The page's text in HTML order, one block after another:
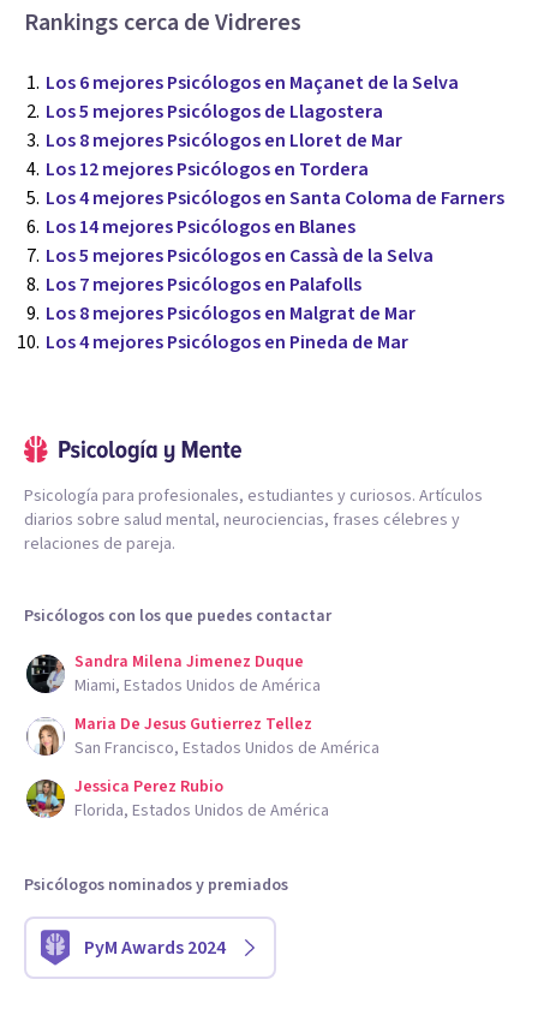
Rankings cerca de Vidreres
Los 6 mejores Psicólogos en Maçanet de la Selva
Los 5 mejores Psicólogos de Llagostera
Los 8 mejores Psicólogos en Lloret de Mar
Los 12 mejores Psicólogos en Tordera
Los 4 mejores Psicólogos en Santa Coloma de Farners
Los 14 mejores Psicólogos en Blanes
Los 5 mejores Psicólogos en Cassà de la Selva
Los 7 mejores Psicólogos en Palafolls
Los 8 mejores Psicólogos en Malgrat de Mar
Los 4 mejores Psicólogos en Pineda de Mar
Psicología para profesionales, estudiantes y curiosos. Artículos
diarios sobre salud mental, neurociencias, frases célebres y
relaciones de pareja.
Psicólogos con los que puedes contactar
Sandra Milena Jimenez Duque
Miami, Estados Unidos de América
Maria De Jesus Gutierrez Tellez
San Francisco, Estados Unidos de América
Jessica Perez Rubio
Florida, Estados Unidos de América
Psicólogos nominados y premiados
PyM Awards 2024